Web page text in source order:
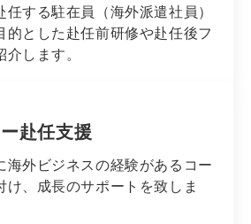
する駐在員（海外派遣社員）
的とした赴任前研修や赴任後フ
します。
赴任支援
海外ビジネスの経験があるコー
け、成長のサポートを致しま